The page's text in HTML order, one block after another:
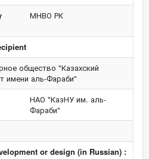
МНВО РК
общество "Казахский
имени аль-Фараби"
НАО "КазНУ им. аль-
Фараби"
or design (in Russian) :